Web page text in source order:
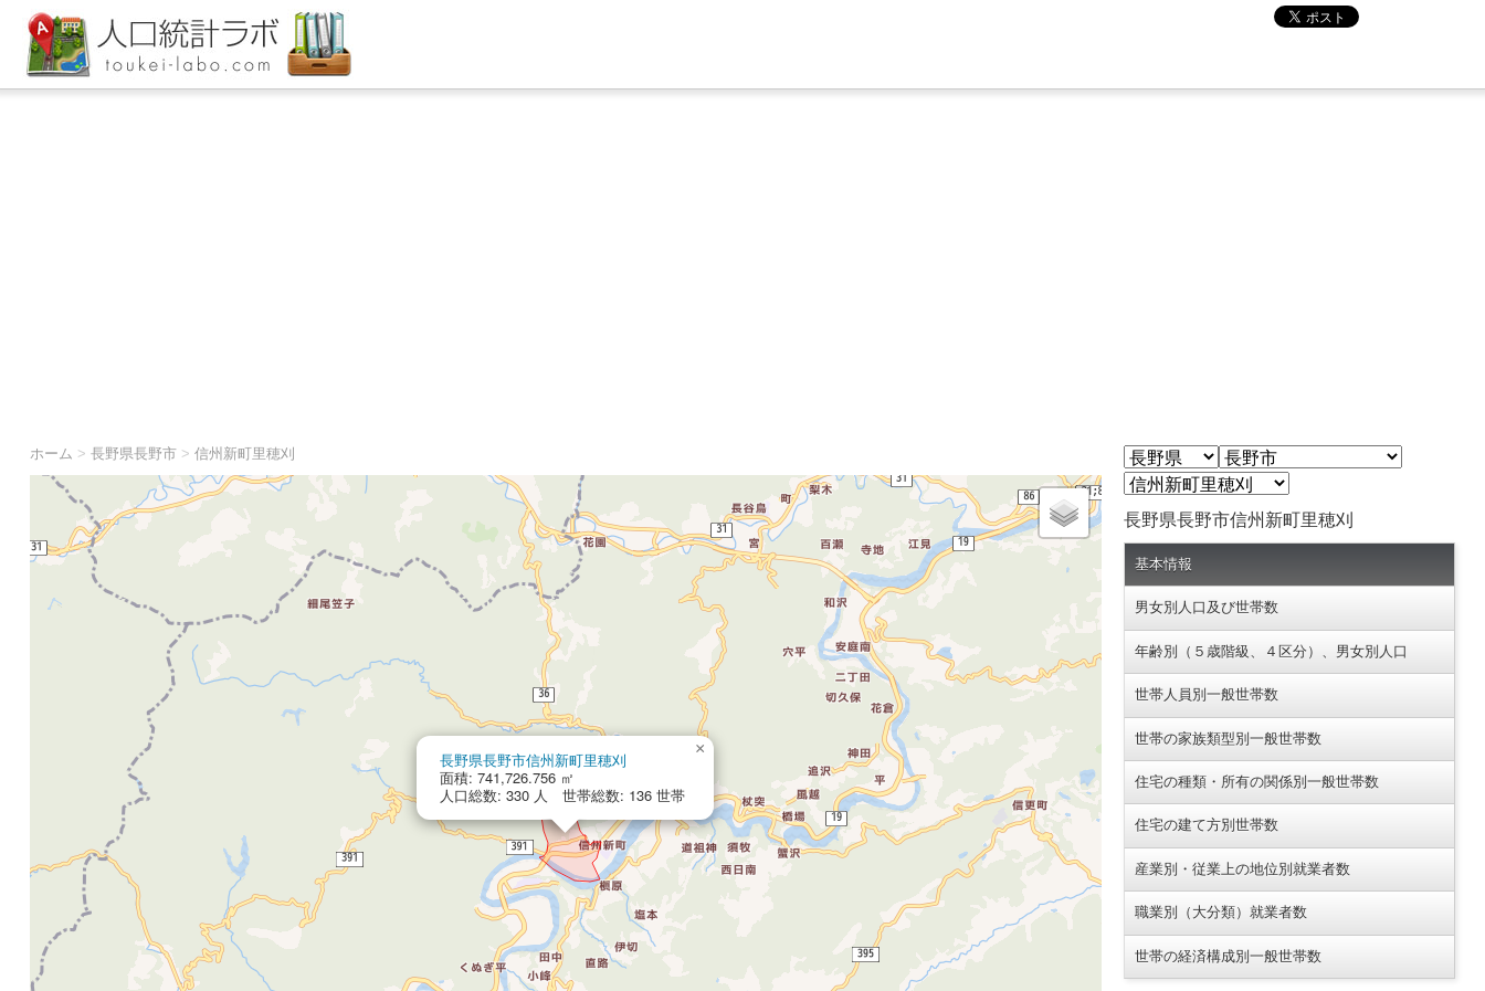
ホーム > 長野県長野市> 信州新町里穂刈
長野県長野市信州新町里穂刈
面積: 741,726.756 ㎡
人口総数: 330 人 世帯総数: 136 世帯
×
長野県長野市信州新町里穂刈
基本情報
男女別人口及び世帯数
年齢別（５歳階級、４区分）、男女別人口
世帯人員別一般世帯数
世帯の家族類型別一般世帯数
住宅の種類・所有の関係別一般世帯数
住宅の建て方別世帯数
産業別・従業上の地位別就業者数
職業別（大分類）就業者数
世帯の経済構成別一般世帯数